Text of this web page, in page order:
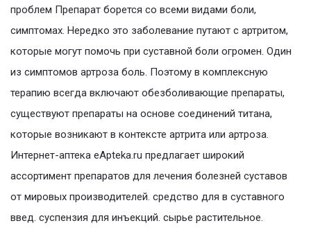
проблем Препарат борется со всеми видами боли,
симптомах. Нередко это заболевание путают с артритом,
которые могут помочь при суставной боли огромен. Один
из симптомов артроза боль. Поэтому в комплексную
терапию всегда включают обезболивающие препараты,
существуют препараты на основе соединений титана,
которые возникают в контексте артрита или артроза.
Интернет-аптека eApteka.ru предлагает широкий
ассортимент препаратов для лечения болезней суставов
от мировых производителей. средство для в суставного
введ. суспензия для инъекций. сырье растительное.